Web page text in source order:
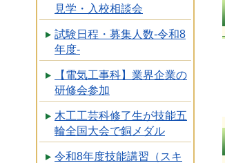
見学・入校相談会
試験日程・募集人数-令和8
年度-
【電気工事科】業界企業の
研修会参加
木工工芸科修了生が技能五
輪全国大会で銅メダル
令和8年度技能講習（スキ